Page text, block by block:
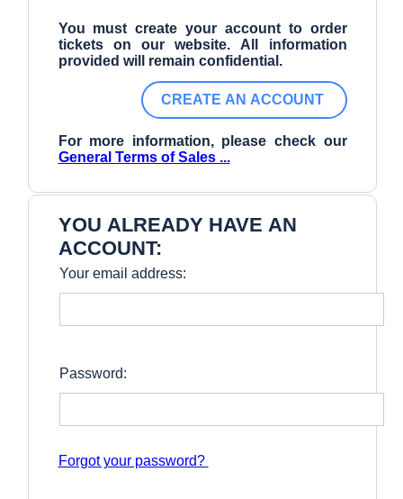
You must create your account to order
tickets on our website. All information
provided will remain confidential.
For more information, please check our
General Terms of Sales ...
YOU ALREADY HAVE AN
ACCOUNT:
Your email address:
Password:
Forgot your password?